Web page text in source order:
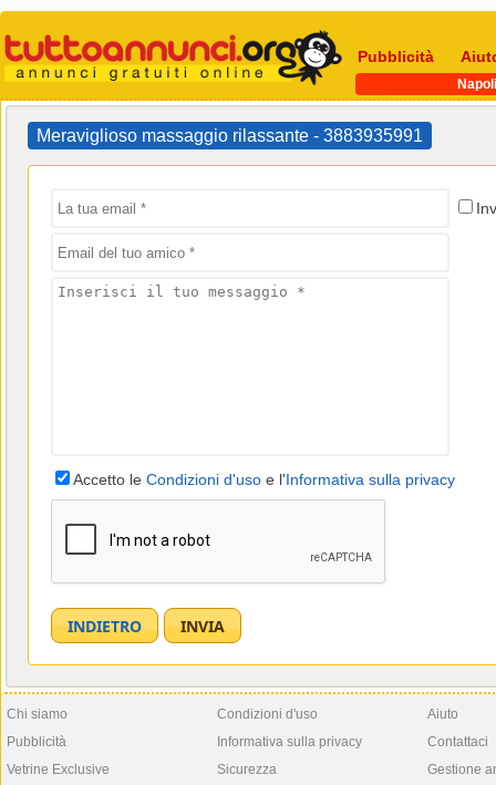
Pubblicità
Napoli
Meraviglioso massaggio rilassante - 3883935991
Accetto le Condizioni d'uso e l'Informativa sulla privacy
Chi siamo
Pubblicità
Vetrine Exclusive
Condizioni d'uso
Informativa sulla privacy
Sicurezza
Aiuto
Contattaci
Gestione